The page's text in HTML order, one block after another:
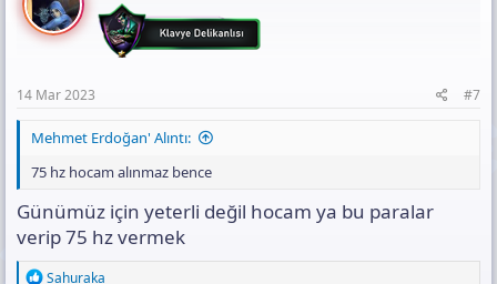
En Ucuz 3.339,00 TL+7 FİYATÜrüne Git (+7)50+ takip
ersen bunu alabilirsin
o
n
14 Mar 2023 #7
Mehmet Erdoğan' Alıntı:
75 hz hocam alınmaz bence
Günümüz için yeterli değil hocam ya bu paralar
verip 75 hz vermek
R
Sahuraka